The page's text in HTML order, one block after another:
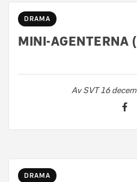
DRAMA
MINI-AGENTERNA
AvSVT 16
DRAMA